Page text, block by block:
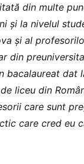
din multe
și la nivelul
și al
din
dat
liceu din
care sunt
care cred eu